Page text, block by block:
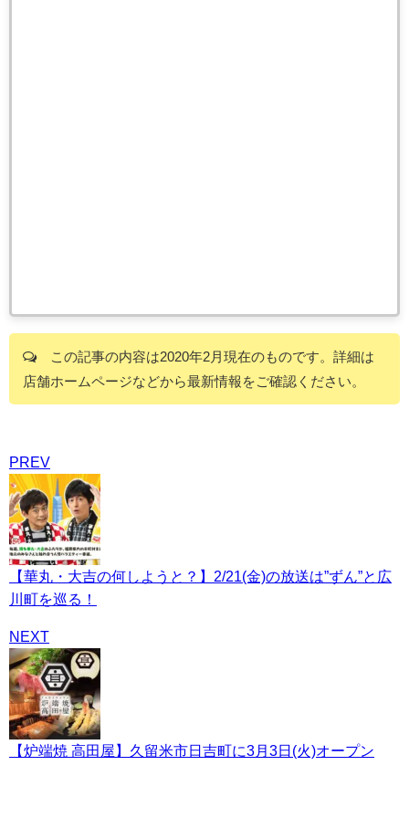
この記事の内容は2020年2月現在のものです。詳細は
店舗ホームページなどから最新情報をご確認ください。
PREV
【華丸・大吉の何しようと？】2/21(金)の放送は”ずん”と広
川町を巡る！
NEXT
【炉端焼 高田屋】久留米市日吉町に3月3日(火)オープン